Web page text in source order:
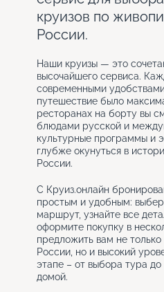
круизов по
России.
Наши круизы — это
высочайшего сервиса.
современными
путешествие было
ресторанах на борту вы
блюдами русской и
культурные программы и
глубже окунуться в
России.
С Круиз.онлайн
простым и удобным:
маршрут, узнайте все
оформите покупку в
предложить вам не
России, но и высокий
этапе – от выбора тура
домой.